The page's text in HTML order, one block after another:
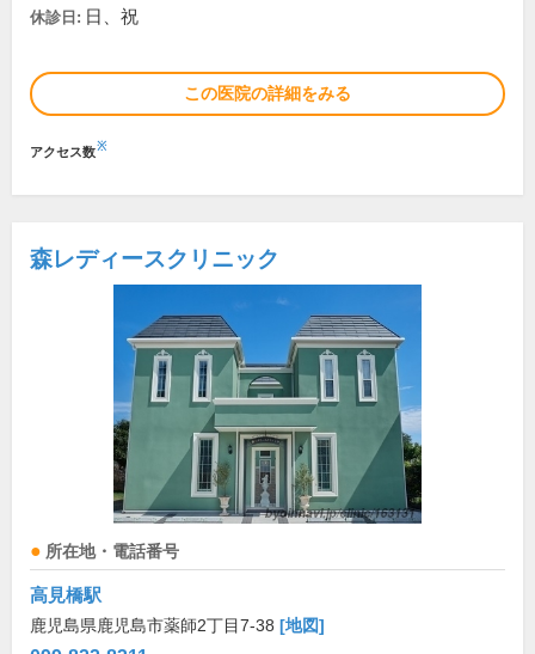
休診日: 日、祝
この医院の詳細をみる
アクセス数※
森レディースクリニック
所在地・電話番号
高見橋駅
鹿児島県鹿児島市薬師2丁目7-38 [地図]